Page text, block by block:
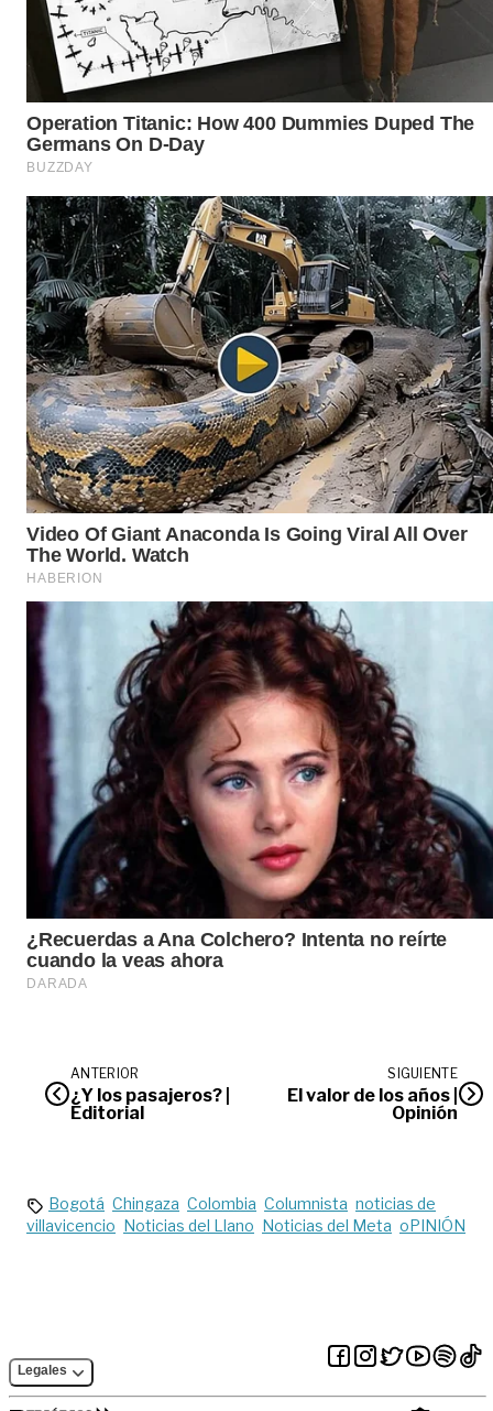
ANTERIOR
¿Y los pasajeros? |
Editorial
SIGUIENTE
El valor de los años |
Opinión
Bogotá Chingaza Colombia Columnista noticias de
villavicencio Noticias del Llano Noticias del Meta oPINIÓN
Legales